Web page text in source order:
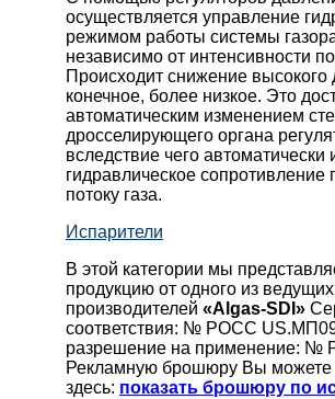
осуществляется управление
режимом работы системы
независимо от интенсивности
Происходит снижение высокого
конечное, более низкое. Это
автоматическим изменением
дросселирующего органа
вследствие чего автоматически
гидравлическое
потоку газа.
Испарители
В этой категории мы
продукцию от одного из
производителей «Algas-SDI»
соответствия: № РОСС
разрешение на применение: №
Рекламную брошюру Вы можете
здесь: показать брошюру по